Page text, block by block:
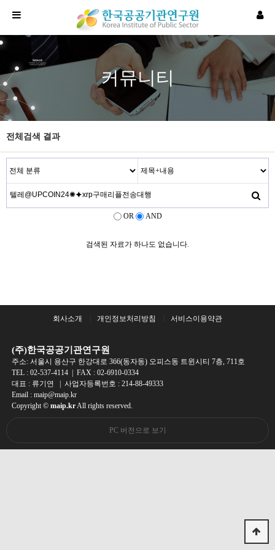
커뮤니티
전체검색 결과
OR AND
검색된 자료가 하나도 없습니다.
회사소개 개인정보처리방침 서비스이용약관
(주)한국공공기관연구원
주소: 서울시 용산구 한강대로 366(동자동) 오피스동 트윈시티 7층, 711호
TEL : 02-537-4114| FAX : 02-6910-0334
대표 : 류기연 | 사업자등록번호 : 214-88-49333
Email : maip@maip.kr
Copyright © maip.krAll rights reserved.
PC 버전으로 보기